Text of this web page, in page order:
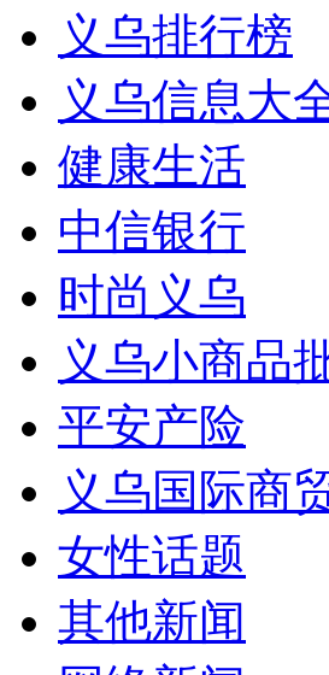
义乌排行榜
义乌信息大
健康生活
中信银行
时尚义乌
义乌小商品
平安产险
义乌国际商
女性话题
其他新闻